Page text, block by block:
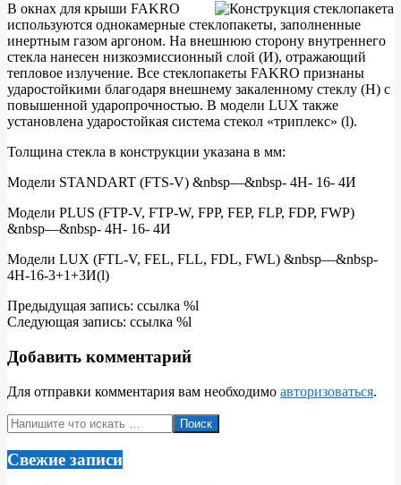
В окнах для крыши FAKRO
используются однокамерные стеклопакеты, заполненные
инертным газом аргоном. На внешнюю сторону внутреннего
стекла нанесен низкоэмиссионный слой (И), отражающий
тепловое излучение. Все стеклопакеты FAKRO признаны
ударостойкими благодаря внешнему закаленному стеклу (H) с
повышенной ударопрочностью. В модели LUX также
установлена ударостойкая система стекол «триплекс» (l).
Толщина стекла в конструкции указана в мм:
Модели STANDART (FTS-V) &nbsp—&nbsp- 4H- 16- 4И
Модели PLUS (FTP-V, FTP-W, FPP, FEP, FLP, FDP, FWP)
&nbsp—&nbsp- 4H- 16- 4И
Модели LUX (FTL-V, FEL, FLL, FDL, FWL) &nbsp—&nbsp-
4H-16-3+1+3И(l)
2011-
03-
Предыдущая запись: ссылка %l
Следующая запись: ссылка %l
Добавить комментарий
Для отправки комментария вам необходимо авторизоваться.
Поиск
Свежие записи